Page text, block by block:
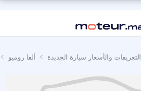
التعريفات والأسعار سيارة الجديدة ألفا روميو